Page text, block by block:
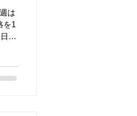
録
り
が
は
を1